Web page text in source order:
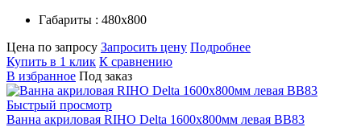
Габариты : 480х800
Цена по запросу Запросить цену Подробнее
Купить в 1 клик К сравнению
В избранное Под заказ
Быстрый просмотр
Ванна акриловая RIHO Delta 1600x800мм левая BB83